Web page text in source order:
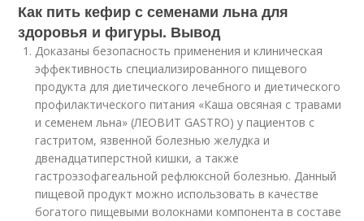
Как пить кефир с семенами льна для
здоровья и фигуры. Вывод
Доказаны безопасность применения и клиническая
эффективность специализированного пищевого
продукта для диетического лечебного и диетического
профилактического питания «Каша овсяная с травами
и семенем льна» (ЛЕОВИТ GASTRO) у пациентов с
гастритом, язвенной болезнью желудка и
двенадцатиперстной кишки, а также
гастроэзофагеальной рефлюксной болезнью. Данный
пищевой продукт можно использовать в качестве
богатого пищевыми волокнами компонента в составе